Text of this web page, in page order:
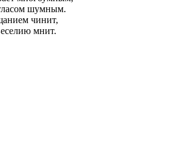
шумным.
чинит,
мнит.